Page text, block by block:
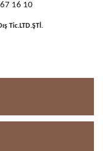
16 10
Tic.LTD.ŞTİ.